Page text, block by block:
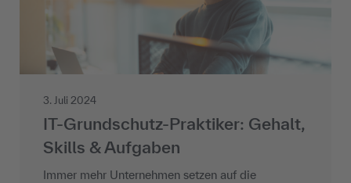
3. Juli 2024
IT-Grundschutz-Praktiker: Gehalt,
Skills & Aufgaben
Immer mehr Unternehmen setzen auf die